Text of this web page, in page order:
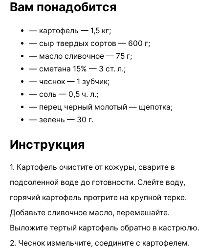
Вам понадобится
— картофель — 1,5 кг;
— сыр твердых сортов — 600 г;
— масло сливочное — 75 г;
— сметана 15% — 3 ст. л.;
— чеснок — 1 зубчик;
— соль — 0,5 ч. л.;
— перец черный молотый — щепотка;
— зелень — 30 г.
Инструкция
1. Картофель очистите от кожуры, сварите в
подсоленной воде до готовности. Слейте воду,
горячий картофель протрите на крупной терке.
Добавьте сливочное масло, перемешайте.
Выложите тертый картофель обратно в кастрюлю.
2. Чеснок измельчите, соедините с картофелем.